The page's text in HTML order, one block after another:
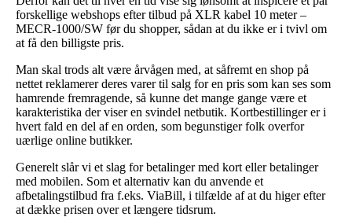
forskellige webshops efter tilbud på XLR kabel 10 meter –
MECR-1000/SW før du shopper, sådan at du ikke er i tvivl om
at få den billigste pris.
Man skal trods alt være årvågen med, at såfremt en shop på
nettet reklamerer deres varer til salg for en pris som kan ses som
hamrende fremragende, så kunne det mange gange være et
karakteristika der viser en svindel netbutik. Kortbestillinger er i
hvert fald en del af en orden, som begunstiger folk overfor
uærlige online butikker.
Generelt slår vi et slag for betalinger med kort eller betalinger
med mobilen. Som et alternativ kan du anvende et
afbetalingstilbud fra f.eks. ViaBill, i tilfælde af at du higer efter
at dække prisen over et længere tidsrum.